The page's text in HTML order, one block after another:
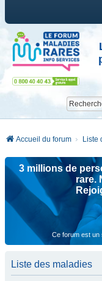
Accueil du forum Liste
3 millions de
rare.
Ce forum est un
Liste des maladies